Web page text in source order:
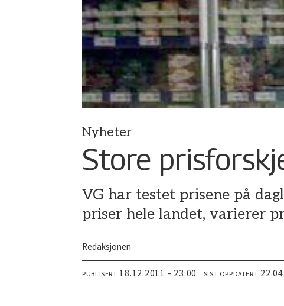
Nyheter
Store
VG har testet prisene på
priser hele landet, varierer
Redaksjonen
PUBLISERT 18.12.2011 - 23:00 SIST OPPDATERT